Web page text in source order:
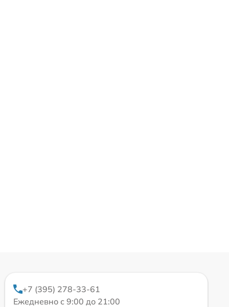
+7 (395) 278-33-61
Ежедневно с 9:00 до 21:00